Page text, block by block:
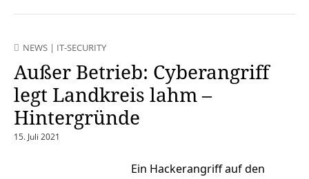
NEWS | IT-SECURITY
Außer Betrieb: Cyberangriff
legt Landkreis lahm –
Hintergründe
15. Juli 2021
Ein Hackerangriff auf den